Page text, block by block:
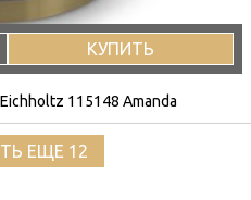
КУПИТЬ
115148 Amanda
ЕЩЕ 12